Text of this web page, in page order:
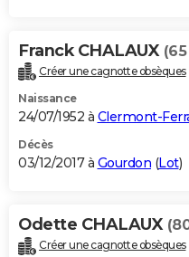
Franck CHALAUX
Créer une cagnotte obsèques
Naissance
24/07/1952 à Clermont-
Décès
03/12/2017 à Gourdon (Lot)
Odette CHALAUX
Créer une cagnotte obsèques